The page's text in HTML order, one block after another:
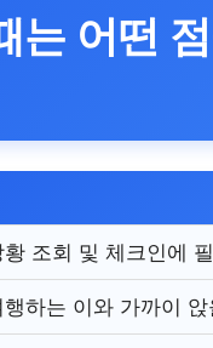
는 어떤
황 조회 및 체크인에
행하는 이와 가까이